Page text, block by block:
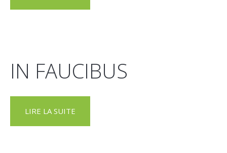
IN FAUCIBUS
LIRE LA SUITE